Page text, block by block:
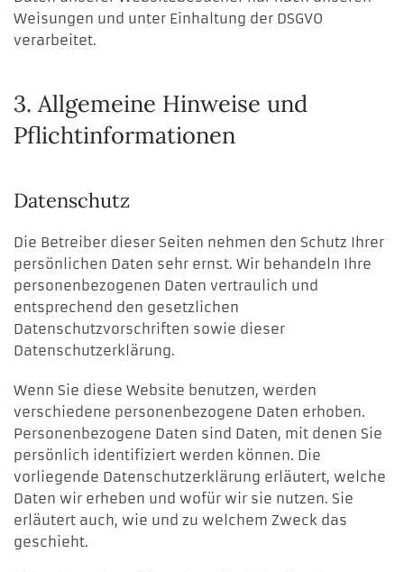
Weisungen und unter Einhaltung der DSGVO
verarbeitet.
3. Allgemeine Hinweise und
Pflicht­informationen
Datenschutz
Die Betreiber dieser Seiten nehmen den Schutz Ihrer
persönlichen Daten sehr ernst. Wir behandeln Ihre
personenbezogenen Daten vertraulich und
entsprechend den gesetzlichen
Datenschutzvorschriften sowie dieser
Datenschutzerklärung.
Wenn Sie diese Website benutzen, werden
verschiedene personenbezogene Daten erhoben.
Personenbezogene Daten sind Daten, mit denen Sie
persönlich identifiziert werden können. Die
vorliegende Datenschutzerklärung erläutert, welche
Daten wir erheben und wofür wir sie nutzen. Sie
erläutert auch, wie und zu welchem Zweck das
geschieht.